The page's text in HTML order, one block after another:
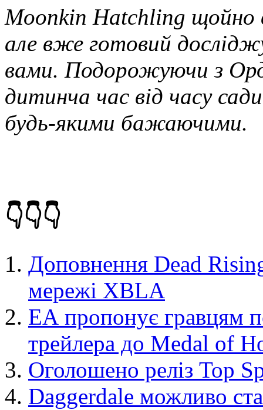
Moonkin Hatchling щойно
але вже готовий
вами. Подорожуючи з
дитинча час від часу
будь-якими бажаючими.
👇👇👇
Доповнення Dead
мережі XBLA
ЕА пропонує гравцям
трейлера до Medal of
Оголошено реліз Top
Daggerdale можливо